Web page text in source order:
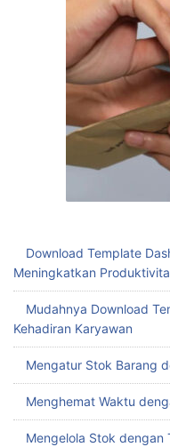
Download Template
Meningkatkan
Mudahnya Download
Kehadiran Karyawan
Mengatur Stok Barang
Menghemat Waktu
Mengelola Stok dengan